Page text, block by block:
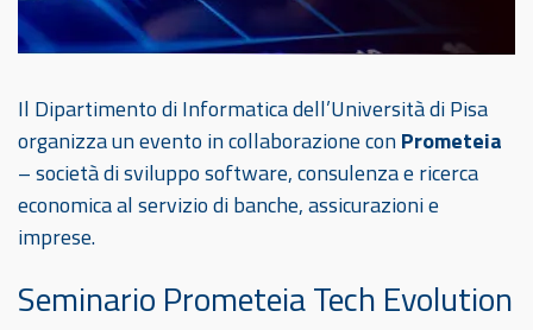
Il Dipartimento di Informatica dell’Università di Pisa
organizza un evento in collaborazione conPrometeia
– società di sviluppo software, consulenza e ricerca
economica al servizio di banche, assicurazioni e
imprese.
Seminario Prometeia Tech Evolution